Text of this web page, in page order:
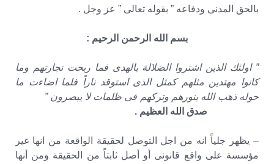
بالحق المدنى ودفاعه ” بقوله تعالى ” عز وجل .
بسم الله الرحمن الرحيم :
” اولئك الذين اشتروا الضلالة بالهدى فما ربحت تجارتهم وما
كانوا مهتدين مثلهم كمثل الذى استوقد ناراً فلما اضاءت ما
حوله ذهب الله بنورهم وتركهم فى ظلمات لا يبصرون ”
صدق الله العظيم .
– يظهر جلياً انه من اجل التوصل لحقيقة الواقعة من انها غير
مؤسسة على واقع قانونى أو أصل ثابتاً من الحقيقة ومن أنها